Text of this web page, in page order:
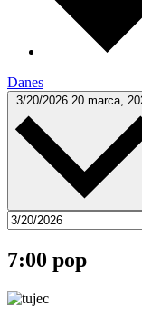
Danes
3/20/2026 20 marca,
7:00 pop